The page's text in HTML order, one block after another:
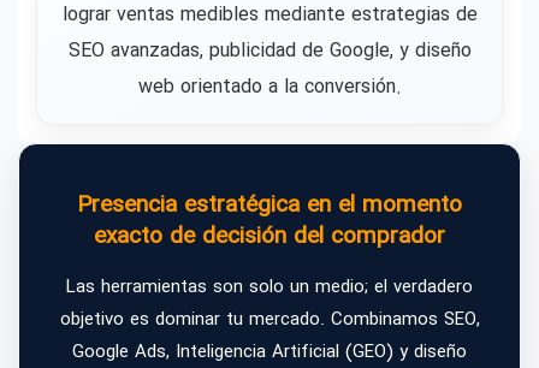
lograr ventas medibles mediante estrategias de
SEO avanzadas, publicidad de Google, y diseño
web orientado a la conversión.
Presencia estratégica en el momento
exacto de decisión del comprador
Las herramientas son solo un medio; el verdadero
objetivo es dominar tu mercado. Combinamos SEO,
Google Ads, Inteligencia Artificial (GEO) y diseño